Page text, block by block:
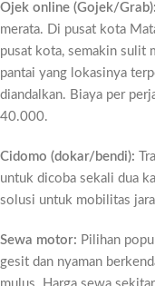
Ojek online (Gojek/Grab):
merata. Di pusat kota
pusat kota, semakin sulit
pantai yang lokasinya
diandalkan. Biaya per
40.000.
Cidomo (dokar/bendi):
untuk dicoba sekali dua
solusi untuk mobilitas
Sewa motor: Pilihan
gesit dan nyaman